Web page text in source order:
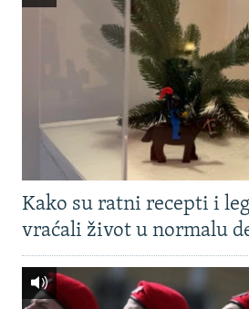
Kako su ratni recepti i
vraćali život u normalu